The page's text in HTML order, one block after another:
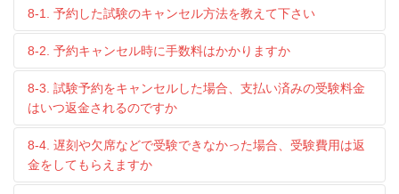
8-1. 予約した試験のキャンセル方法を教えて下さい
8-2. 予約キャンセル時に手数料はかかりますか
8-3. 試験予約をキャンセルした場合、支払い済みの受験料金
はいつ返金されるのですか
8-4. 遅刻や欠席などで受験できなかった場合、受験費用は返
金をしてもらえますか